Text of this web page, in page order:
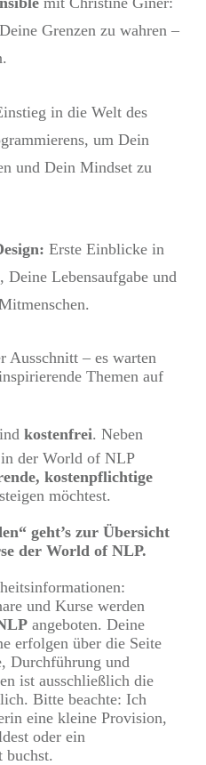
Grenzen zu wahren –
in die Welt des
um Dein
und Dein Mindset zu
Erste Einblicke in
Lebensaufgabe und
Ausschnitt – es warten
Themen auf
kostenfrei. Neben
der World of NLP
kostenpflichtige
möchtest.
geht’s zur Übersicht
der World of NLP.
und Kurse werden
angeboten. Deine
erfolgen über die Seite
Durchführung und
ist ausschließlich die
Bitte beachte: Ich
eine kleine Provision,
oder ein
buchst.